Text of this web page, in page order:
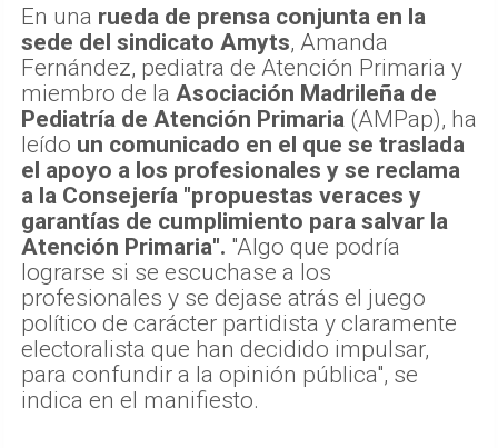
En una rueda de prensa conjunta en la
sede del sindicato Amyts, Amanda
Fernández, pediatra de Atención Primaria y
miembro de la Asociación Madrileña de
Pediatría de Atención Primaria (AMPap), ha
leído un comunicado en el que se traslada
el apoyo a los profesionales y se reclama
a la Consejería "propuestas veraces y
garantías de cumplimiento para salvar la
Atención Primaria". "Algo que podría
lograrse si se escuchase a los
profesionales y se dejase atrás el juego
político de carácter partidista y claramente
electoralista que han decidido impulsar,
para confundir a la opinión pública", se
indica en el manifiesto.